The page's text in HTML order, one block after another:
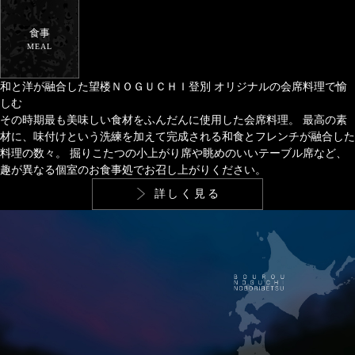
食事
MEAL
和と洋が融合した望楼ＮＯＧＵＣＨＩ登別 オリジナルの会席料理で愉
しむ
その時期最も美味しい食材をふんだんに使用した会席料理。
最高の素
材に、味付けという洗練を加えて完成される和食とフレンチが融合した
料理の数々。
掘りこたつの小上がり席や眺めのいいテーブル席など、
趣が異なる個室のお食事処でお召し上がりください。
詳しく見る